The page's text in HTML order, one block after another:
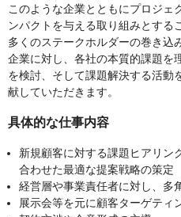
このような企業とともにプロジェ
ンパクトを与える取り組みとする
多くのステークホルダーの巻き込
企業に対し、各社の本質的課題を
を検討、そして課題解決する活動
献していただきます。
具体的な仕事内容
新規顧客に対する課題ヒアリン
合わせた最適な提案戦略の策定
経営層や事業責任者に対し、多
展示会等を元に顧客ターゲティ